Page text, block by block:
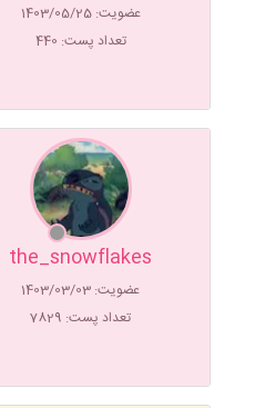
عضویت: 1403/05/25
تعداد پست: 440
the_snowflakes
عضویت: 1403/03/03
تعداد پست: 7829